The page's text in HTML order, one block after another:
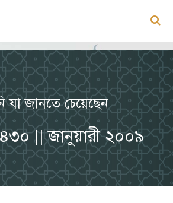
জানতে চেয়েছেন
|| জানুয়ারী ২০০৯